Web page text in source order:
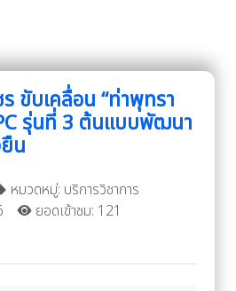
ขับเคลื่อน “ท่าพุทรา
รุ่นที่ 3 ต้นแบบพัฒนา
น
หมวดหมู่: บริการวิชาการ
ยอดเข้าชม: 121